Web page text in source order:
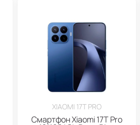
XIAOMI 17T PRO
Смартфон Xiaomi 17T Pro